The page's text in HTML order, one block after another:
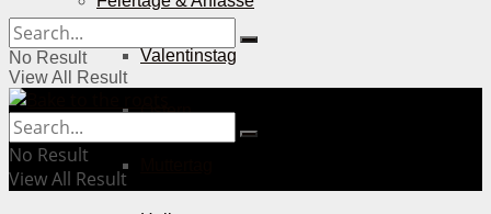
Valentinstag
Ostern
No Result
View All Result
No Result
View All Result